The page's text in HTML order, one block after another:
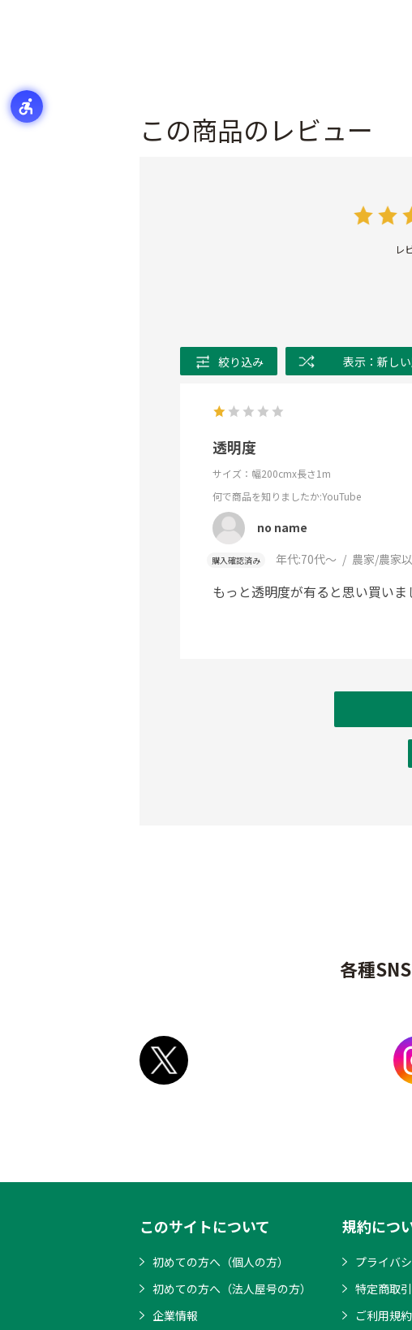
この商品のレビュー
レ
絞り込み 表示：新し
透明度
サイズ：幅200cmx長さ1m
何で商品を知りましたか:YouTube
no name
購入確認済み 年代:70代～ 農家/農家
もっと透明度が有ると思い買いま
各種
このサイトについて
初めての方へ（個人の方）
初めての方へ（法人屋号の方）
企業情報
規約につ
プライバ
特定商取
ご利用規約